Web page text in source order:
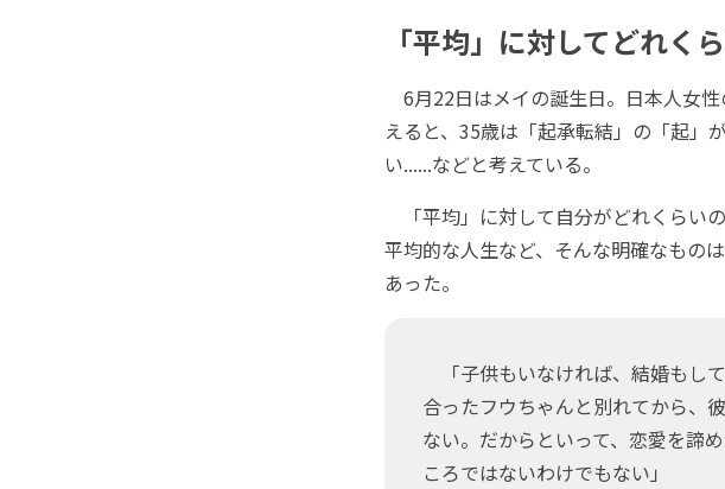
「平均」に対してどれく
6月22日はメイの誕生日。日本人女
えると、35歳は「起承転結」の「起」
い......などと考えている。
「平均」に対して自分がどれくらい
平均的な人生など、そんな明確なもの
あった。
「子供もいなければ、結婚もし
合ったフウちゃんと別れてから、
ない。だからといって、恋愛を諦
ころではないわけでもない」